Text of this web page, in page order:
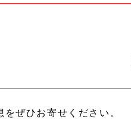
ぜひお寄せください。